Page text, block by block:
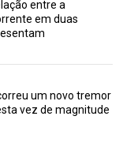
entre a
em duas
um novo tremor
vez de magnitude